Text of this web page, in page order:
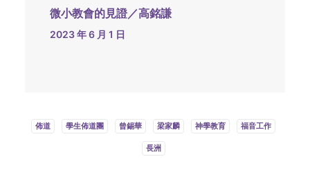
微小教會的見證／高銘謙
2023 年 6 月 1 日
佈道 學生佈道團 曾錫華 梁家麟 神學教育 福音工作
長洲